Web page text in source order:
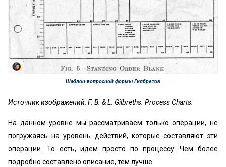
Шаблон вопросной формы Гилбретов
Источник изображений: F. B. & L. Gilbreths. Process Charts.
На данном уровне мы рассматриваем только операции, не
погружаясь на уровень действий, которые составляют эти
операции. То есть, идем просто по процессу. Чем более
подробно составлено описание, тем лучше.